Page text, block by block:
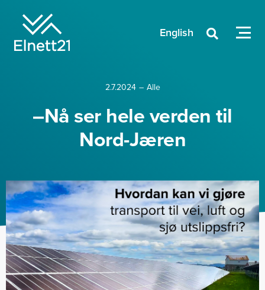
English 
2.7.2024 – Alle
–Nå ser hele verden til
Nord-Jæren